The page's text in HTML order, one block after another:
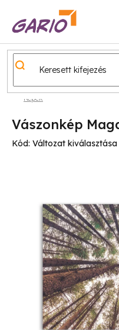
Képek
Vászonkép
Kód: Változat kiválasztása